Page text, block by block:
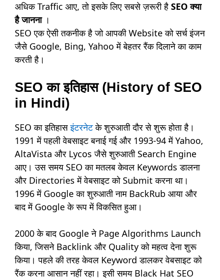
अधिक Traffic आए, तो इसके लिए सबसे ज़रूरी है SEO क्या
है जानना ।
SEO एक ऐसी तकनीक है जो आपकी Website को सर्च इंजन
जैसे Google, Bing, Yahoo में बेहतर रैंक दिलाने का काम
करती है।
SEO का इतिहास (History of SEO
in Hindi)
SEO का इतिहासइंटरनेटके शुरुआती दौर से शुरू होता है।
1991 में पहली वेबसाइट बनाई गई और 1993-94 में Yahoo,
AltaVista और Lycos जैसे शुरुआती Search Engine
आए। उस समय SEO का मतलब केवल Keywords डालना
और Directories में वेबसाइट को Submit करना था।
1996 में Google का शुरुआती नाम BackRub आया और
बाद में Google के रूप में विकसित हुआ।
2000 के बाद Google ने Page Algorithms Launch
किया, जिसने Backlink और Quality को महत्व देना शुरू
किया। पहले की तरह केवल Keyword डालकर वेबसाइट को
रैंक करना आसान नहीं रहा। इसी समय Black Hat SEO